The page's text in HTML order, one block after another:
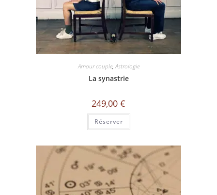
Amour couple,Astrologie
La synastrie
249,00 €
Réserver